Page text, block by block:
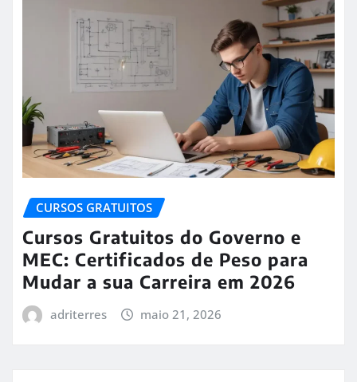
CURSOS GRATUITOS
Cursos Gratuitos do Governo e
MEC: Certificados de Peso para
Mudar a sua Carreira em 2026
adriterres maio 21, 2026